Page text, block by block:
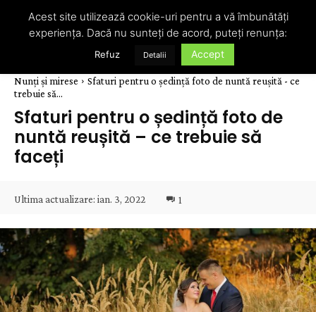
Nunți și mirese
Sfaturi pentru o ședință foto de nuntă reușită - ce
trebuie să...
Sfaturi pentru o ședință foto de
nuntă reușită – ce trebuie să
faceți
Ultima actualizare: ian. 3, 2022 1
Acest site utilizează cookie-uri pentru a vă îmbunătăți
experiența. Dacă nu sunteți de acord, puteți renunța:
Refuz Detalii Accept